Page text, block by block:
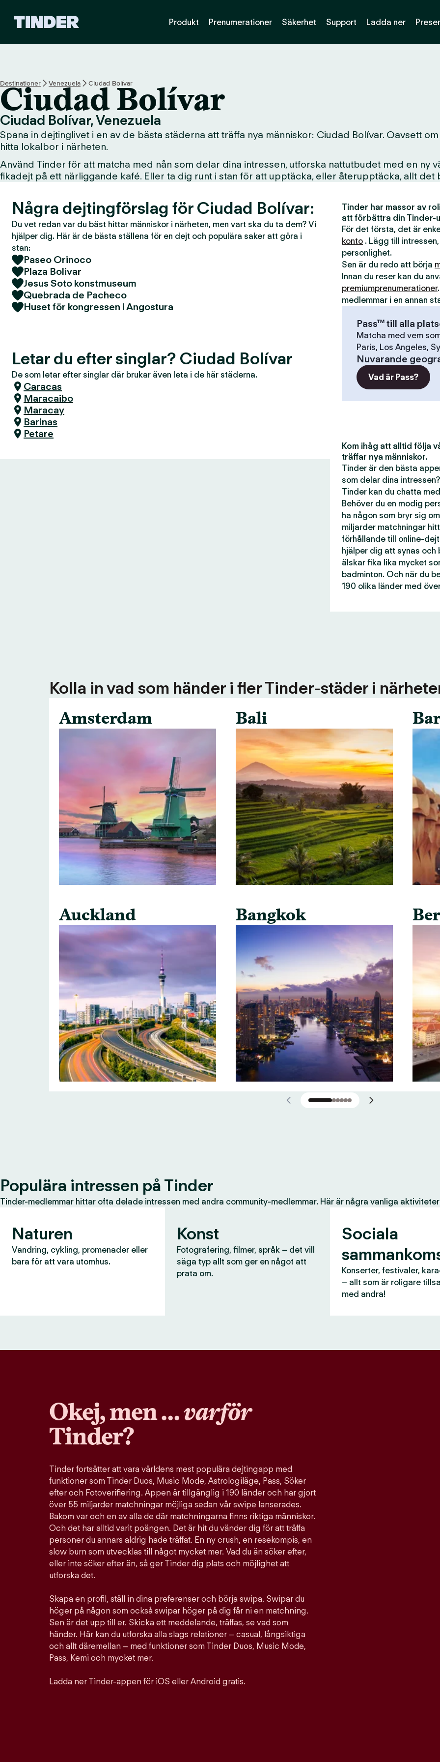
s
s
t
a
r
t
s
d
a
Produkt Prenumerationer Säkerhet Support Ladda ner
Destinationer Venezuela Ciudad Bolívar
Ciudad Bolívar
Ciudad Bolívar, Venezuela
Spana in dejtinglivet i en av de bästa städerna att träffa nya människor: Ciudad Bolívar. Oavsett
hitta lokalbor i närheten.
Använd Tinder för att matcha med nån som delar dina intressen, utforska nattutbudet med en ny
fikadejt på ett närliggande kafé. Eller ta dig runt i stan för att upptäcka, eller återupptäcka, allt det
Några dejtingförslag för Ciudad Bolívar:
Du vet redan var du bäst hittar människor i närheten, men vart ska du ta dem? Vi
hjälper dig. Här är de bästa ställena för en dejt och populära saker att göra i
stan:
Paseo Orinoco
Plaza Bolivar
Jesus Soto konstmuseum
Quebrada de Pacheco
Huset för kongressen i Angostura
Letar du efter singlar? Ciudad Bolívar
De som letar efter singlar där brukar även leta i de här städerna.
Caracas
Maracaibo
Maracay
Barinas
Petare
Tinder har massor av
att förbättra din Tinder-
För det första, det är
konto . Lägg till
personlighet.
Sen är du redo att börja
Innan du reser kan du
premiumprenumerationer
medlemmar i en annan
Pass™ till alla
Matcha med vem
Paris, Los Angeles,
Nuvarande
Vad är Pass?
Kom ihåg att alltid följa
träffar nya människor.
Tinder är den bästa
som delar dina
Tinder kan du chatta
Behöver du en modig
ha någon som bryr sig
miljarder matchningar
förhållande till online-
hjälper dig att synas och
älskar fika lika mycket
badminton. Och när du
190 olika länder med
Kolla in vad som händer i fler Tinder-städer i
Amsterdam
Auckland
Bali
Bangkok
Populära intressen på Tinder
Tinder-medlemmar hittar ofta delade intressen med andra community-medlemmar. Här är några vanliga
Naturen
Vandring, cykling, promenader eller
bara för att vara utomhus.
Konst
Fotografering, filmer, språk – det vill
säga typ allt som ger en något att
prata om.
Sociala
Konserter, festivaler,
– allt som är roligare
med andra!
Okej, men …varför
Tinder?
Tinder fortsätter att vara världens mest populära dejtingapp med
funktioner som Tinder Duos, Music Mode, Astrologiläge, Pass, Söker
efter och Fotoverifiering. Appen är tillgänglig i 190 länder och har gjort
över 55 miljarder matchningar möjliga sedan vår swipe lanserades.
Bakom var och en av alla de där matchningarna finns riktiga människor.
Och det har alltid varit poängen. Det är hit du vänder dig för att träffa
personer du annars aldrig hade träffat. En ny crush, en resekompis, en
slow burn som utvecklas till något mycket mer. Vad du än söker efter,
eller inte söker efter än, så ger Tinder dig plats och möjlighet att
utforska det.
Skapa en profil, ställ in dina preferenser och börja swipa. Swipar du
höger på någon som också swipar höger på dig får ni en matchning.
Sen är det upp till er. Skicka ett meddelande, träffas, se vad som
händer. Här kan du utforska alla slags relationer – casual, långsiktiga
och allt däremellan – med funktioner som Tinder Duos, Music Mode,
Pass, Kemi och mycket mer.
Ladda ner Tinder-appen för iOS eller Android gratis.